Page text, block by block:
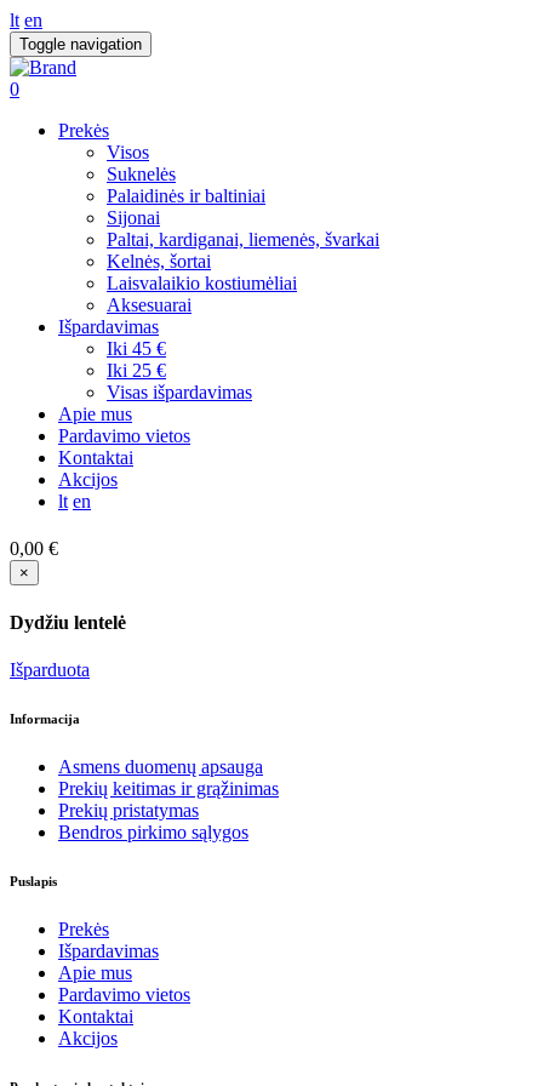
lt en
Toggle navigation
0
Prekės
Visos
Suknelės
Palaidinės ir baltiniai
Sijonai
Paltai, kardiganai, liemenės, švarkai
Kelnės, šortai
Laisvalaikio kostiumėliai
Aksesuarai
Išpardavimas
Iki 45 €
Iki 25 €
Visas išpardavimas
Apie mus
Pardavimo vietos
Kontaktai
Akcijos
lt en
0,00 €
×
Dydžiu lentelė
Išparduota
Informacija
Asmens duomenų apsauga
Prekių keitimas ir grąžinimas
Prekių pristatymas
Bendros pirkimo sąlygos
Puslapis
Prekės
Išpardavimas
Apie mus
Pardavimo vietos
Kontaktai
Akcijos